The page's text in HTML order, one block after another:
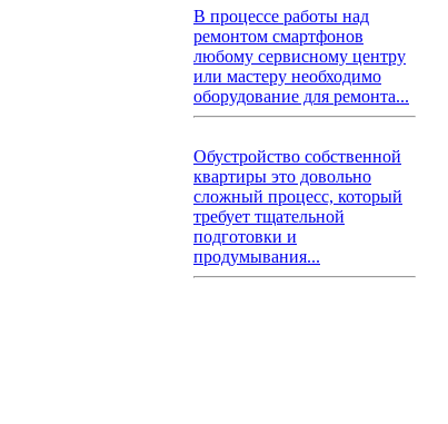
В процессе работы над
ремонтом смартфонов
любому сервисному центру
или мастеру необходимо
оборудование для ремонта...
Обустройство собственной
квартиры это довольно
сложный процесс, который
требует тщательной
подготовки и
продумывания...